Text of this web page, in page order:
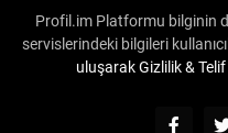
Profil.im Platformu bilginin
servislerindeki bilgileri
uluşarakGizlilik &